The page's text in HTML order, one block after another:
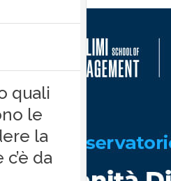
quali
le
la
da